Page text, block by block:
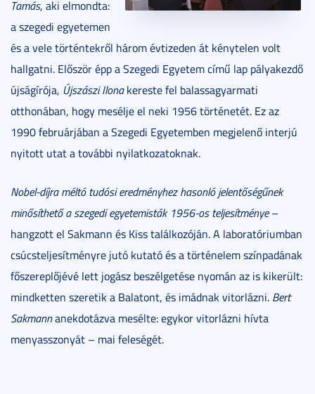
Tamás, aki elmondta:
a szegedi egyetemen
és a vele történtekről három évtizeden át kénytelen volt
hallgatni. Először épp a Szegedi Egyetem című lap pályakezdő
újságírója, Újszászi Ilonakereste fel balassagyarmati
otthonában, hogy mesélje el neki 1956 történetét. Ez az
1990 februárjában a Szegedi Egyetemben megjelenő interjú
nyitott utat a további nyilatkozatoknak.
Nobel-díjra méltó tudósi eredményhez hasonló jelentőségűnek
minősíthető a szegedi egyetemisták 1956-os teljesítménye–
hangzott el Sakmann és Kiss találkozóján. A laboratóriumban
csúcsteljesítményre jutó kutató és a történelem színpadának
főszereplőjévé lett jogász beszélgetése nyomán az is kikerült:
mindketten szeretik a Balatont, és imádnak vitorlázni. Bert
Sakmannanekdotázva mesélte: egykor vitorlázni hívta
menyasszonyát – mai feleségét.